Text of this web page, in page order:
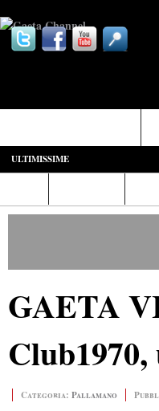
ULTIMISSIME
GAETA
Categoria: Pallamano